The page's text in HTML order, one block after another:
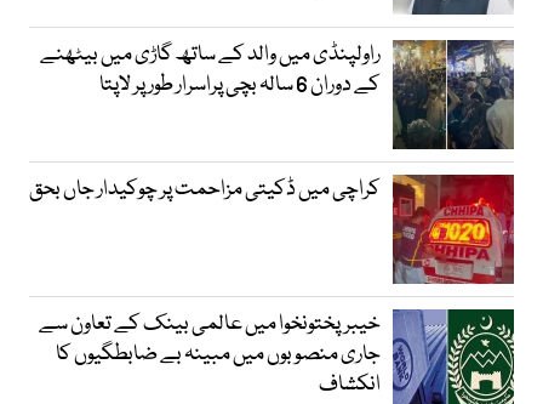
راولپنڈی میں والد کے ساتھ گاڑی میں بیٹھنے
کے دوران 6 سالہ بچی پراسرار طور پر لاپتا
کراچی میں ڈکیتی مزاحمت پر چوکیدار جاں بحق
خیبرپختونخوا میں عالمی بینک کے تعاون سے
جاری منصوبوں میں مبینہ بے ضابطگیوں کا
انکشاف